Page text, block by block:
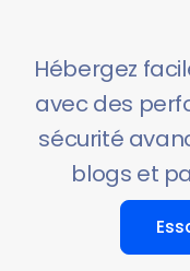
Hébergez
avec des
sécurité
blogs et